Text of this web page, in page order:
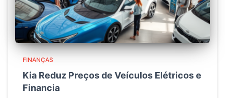
FINANÇAS
Kia Reduz Preços de Veículos Elétricos e
Financia